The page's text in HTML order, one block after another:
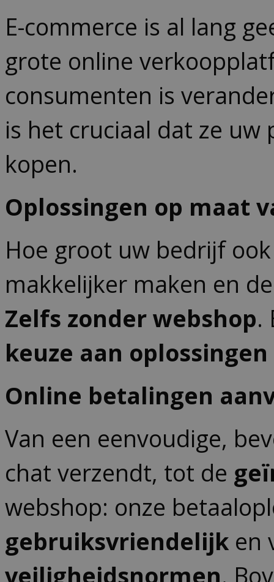
E-commerce is al lang
grote online
consumenten is
is het cruciaal dat ze
kopen.
Oplossingen op maat
Hoe groot uw bedrijf
makkelijker maken en
Zelfs zonder webshop.
keuze aan
Online betalingen
Van een eenvoudige,
chat verzendt, tot de
webshop: onze
gebruiksvriendelijk en
veiligheidsnormen.